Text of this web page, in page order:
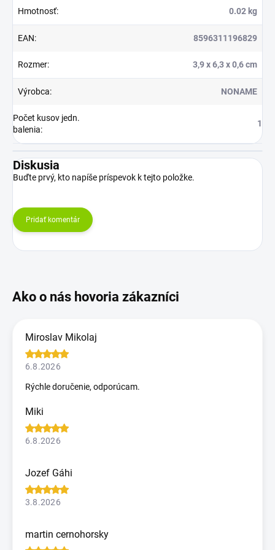
Hmotnosť: 0.02 kg
EAN: 8596311196829
Rozmer: 3,9 x 6,3 x 0,6 cm
Výrobca: NONAME
Počet kusov jedn.
balenia:
1
Diskusia
Buďte prvý, kto napíše príspevok k tejto položke.
Pridať komentár
Miroslav Mikolaj
6.8.2026
Rýchle doručenie, odporúcam.
Miki
6.8.2026
Jozef Gáhi
3.8.2026
martin cernohorsky